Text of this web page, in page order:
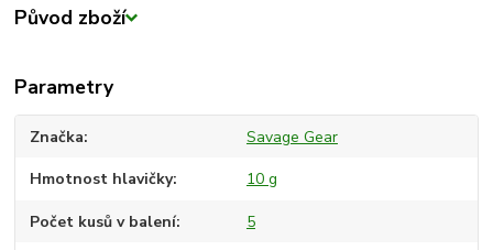
Původ zboží
Parametry
Značka Savage Gear
Hmotnost hlavičky 10 g
Počet kusů v balení 5